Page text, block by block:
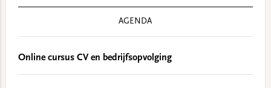
AGENDA
Online cursus CV en bedrijfsopvolging